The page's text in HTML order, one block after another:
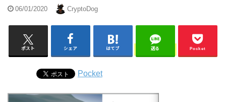
06/01/2020 CryptoDog
ポスト シェア はてブ 送る Pocket
Pocket